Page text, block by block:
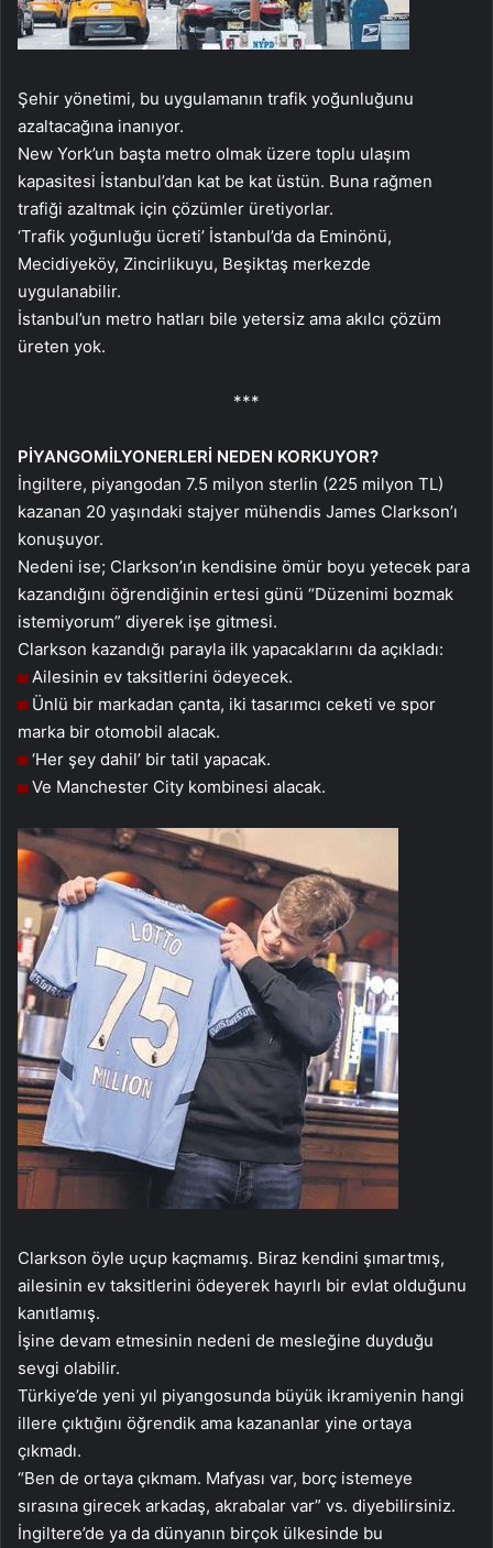
Şehir yönetimi, bu uygulamanın trafik yoğunluğunu
azaltacağına inanıyor.
New York’un başta metro olmak üzere toplu ulaşım
kapasitesi İstanbul’dan kat be kat üstün. Buna rağmen
trafiği azaltmak için çözümler üretiyorlar.
‘Trafik yoğunluğu ücreti’ İstanbul’da da Eminönü,
Mecidiyeköy, Zincirlikuyu, Beşiktaş merkezde
uygulanabilir.
İstanbul’un metro hatları bile yetersiz ama akılcı çözüm
üreten yok.
***
PİYANGOMİLYONERLERİ NEDEN KORKUYOR?
İngiltere, piyangodan 7.5 milyon sterlin (225 milyon TL)
kazanan 20 yaşındaki stajyer mühendis James Clarkson’ı
konuşuyor.
Nedeni ise; Clarkson’ın kendisine ömür boyu yetecek para
kazandığını öğrendiğinin ertesi günü “Düzenimi bozmak
istemiyorum” diyerek işe gitmesi.
Clarkson kazandığı parayla ilk yapacaklarını da açıkladı:
Ailesinin ev taksitlerini ödeyecek.
Ünlü bir markadan çanta, iki tasarımcı ceketi ve spor
marka bir otomobil alacak.
‘Her şey dahil’ bir tatil yapacak.
Ve Manchester City kombinesi alacak.
Clarkson öyle uçup kaçmamış. Biraz kendini şımartmış,
ailesinin ev taksitlerini ödeyerek hayırlı bir evlat olduğunu
kanıtlamış.
İşine devam etmesinin nedeni de mesleğine duyduğu
sevgi olabilir.
Türkiye’de yeni yıl piyangosunda büyük ikramiyenin hangi
illere çıktığını öğrendik ama kazananlar yine ortaya
çıkmadı.
“Ben de ortaya çıkmam. Mafyası var, borç istemeye
sırasına girecek arkadaş, akrabalar var” vs. diyebilirsiniz.
İngiltere’de ya da dünyanın birçok ülkesinde bu